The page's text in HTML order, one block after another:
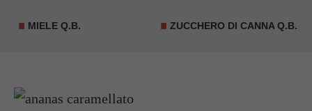
MIELE Q.B. ZUCCHERO DI CANNA Q.B.